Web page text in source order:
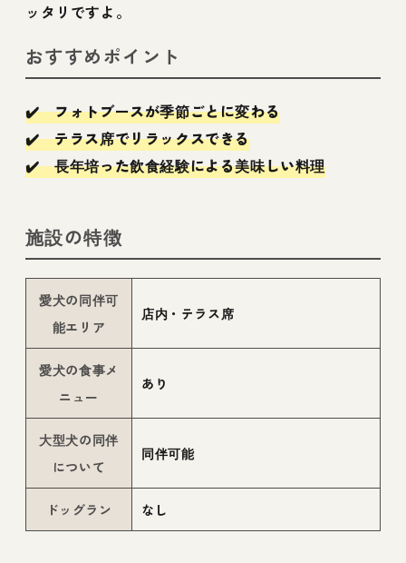
ッタリですよ。
おすすめポイント
✔️ フォトブースが季節ごとに変わる
✔️ テラス席でリラックスできる
✔️ 長年培った飲食経験による美味しい料理
施設の特徴
愛犬の同伴可
能エリア
店内・テラス席
愛犬の食事メ
ニュー
あり
大型犬の同伴
について
同伴可能
ドッグラン なし